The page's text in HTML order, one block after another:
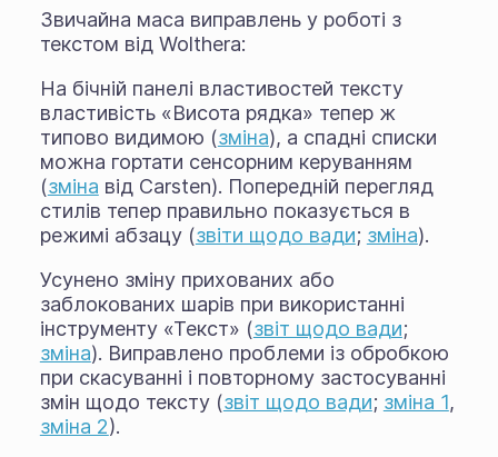
Звичайна маса виправлень у роботі з
текстом від Wolthera:
На бічній панелі властивостей тексту
властивість «Висота рядка» тепер ж
типово видимою (зміна), а спадні списки
можна гортати сенсорним керуванням
(зміна від Carsten). Попередній перегляд
стилів тепер правильно показується в
режимі абзацу (звіти щодо вади; зміна).
Усунено зміну прихованих або
заблокованих шарів при використанні
інструменту «Текст» (звіт щодо вади;
зміна). Виправлено проблеми із обробкою
при скасуванні і повторному застосуванні
змін щодо тексту (звіт щодо вади; зміна 1,
зміна 2).